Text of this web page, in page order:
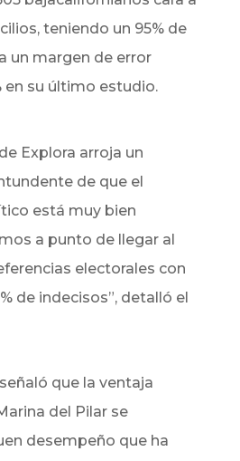
teniendo un 95% de
un margen de error
en su último estudio.
Explora arroja un
de que el
está muy bien
a punto de llegar al
electorales con
de indecisos”, detalló el
que la ventaja
del Pilar se
desempeño que ha